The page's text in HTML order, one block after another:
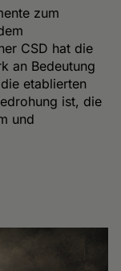
zum
CSD hat die
an Bedeutung
etablierten
ist, die
und